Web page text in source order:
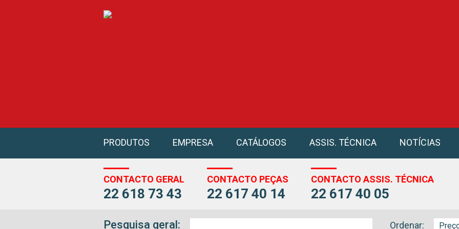
PRODUTOS EMPRESA CATÁLOGOS ASSIS. TÉCNICA NOTÍCIAS
CONTACTO GERAL
22 618 73 43
CONTACTO PEÇAS
22 617 40 14
CONTACTO ASSIS. TÉCNICA
22 617 40 05
Pesquisa geral: Ordenar: